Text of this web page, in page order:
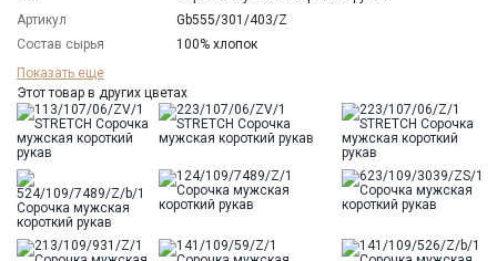
Артикул
Gb555/301/403/Z
Состав сырья
100% хлопок
Бренд
Модель
Зауженная
Цвет
Оранжевый
Ворот
Французский
Карман
стандартный, слева, накладной
Силуэт
Полуприталенный силуэт / Regular fit
Показать еще
Этот товар в других цветах